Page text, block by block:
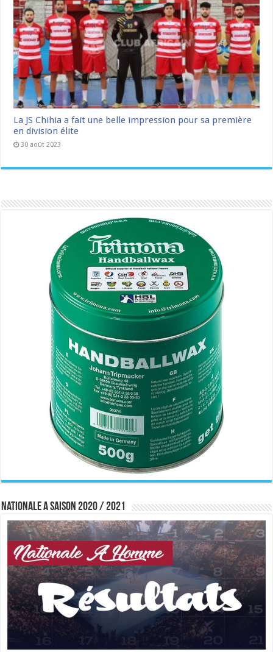
La JS Chihia a fait une belle impression pour sa première
en division élite
30 août 2023
Nationale A saison 2020 / 2021